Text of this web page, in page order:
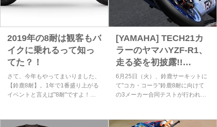
2019年の8耐は観客もバ
イクに乗れるって知っ
てた？！
さて、今年もやってまいりました、
【鈴鹿8耐】。1年で1番盛り上がる
イベントと言えば"8耐"ですよ！鈴
てました？！一体どんな体験が出来
[YAMAHA] TECH21カ
ラーのヤマハYZF-R1、
走る姿を初披露!!
[TECH21]
6月25日（火）、鈴鹿サーキットに
て"コカ・コーラ"鈴鹿8耐に向けて
の3メーカー合同テストが行われま
TECH21復刻カラーをまとったヤマ